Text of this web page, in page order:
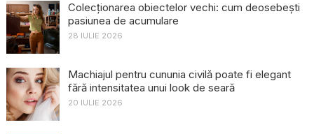
Colecționarea obiectelor vechi: cum deosebești
pasiunea de acumulare
28 IULIE 2026
Machiajul pentru cununia civilă poate fi elegant
fără intensitatea unui look de seară
20 IULIE 2026